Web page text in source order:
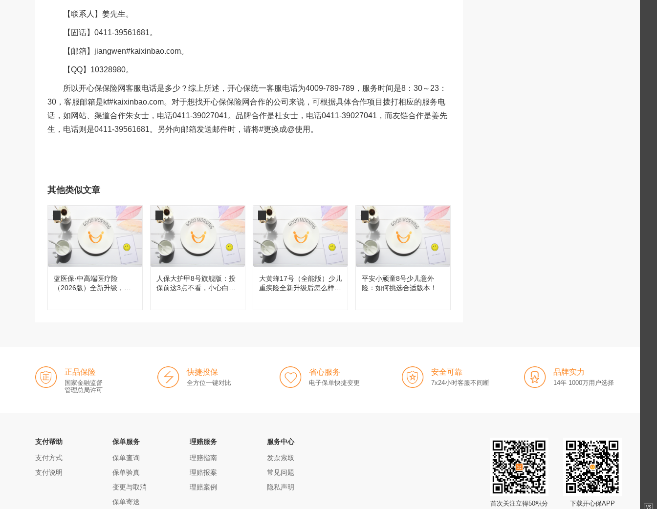
【联系人】姜先生。
【固话】0411-39561681。
【邮箱】jiangwen#kaixinbao.com。
【QQ】10328980。
所以开心保保险网客服电话是多少？综上所述，开心保统一客服电话为4009-789-789，服务时间是8：30～23：
30，客服邮箱是kf#kaixinbao.com。对于想找开心保保险网合作的公司来说，可根据具体合作项目拨打相应的服务电
话，如网站、渠道合作朱女士，电话0411-39027041。品牌合作是杜女士，电话0411-39027041，而友链合作是姜先
生，电话则是0411-39561681。另外向邮箱发送邮件时，请将#更换成@使用。
其他类似文章
蓝医保·中高端医疗险
（2026版）全新升级，都
人保大护甲8号旗舰版：投
保前这3点不看，小心白
大黄蜂17号（全能版）少儿
重疾险全新升级后怎么样，
平安小顽童8号少儿意外
险：如何挑选合适版本！
正品保险
国家金融监督
管理总局许可
快捷投保
全方位一键对比
省心服务
电子保单快捷变更
安全可靠
7x24小时客服不间断
品牌实力
14年 1000万用户选择
支付帮助
支付方式
支付说明
保单服务
保单查询
保单验真
变更与取消
保单寄送
理赔服务
理赔指南
理赔报案
理赔案例
服务中心
发票索取
常见问题
隐私声明
首次关注立得50积分 下载开心保APP